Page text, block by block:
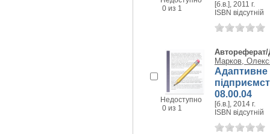
0 из 1
[б.в.], 2011 г.
ISBN відсутній
Недоступно
0 из 1
Автореферат/
Марков,
Адаптивне
08.00.04
[б.в.], 2014 г.
ISBN відсутній